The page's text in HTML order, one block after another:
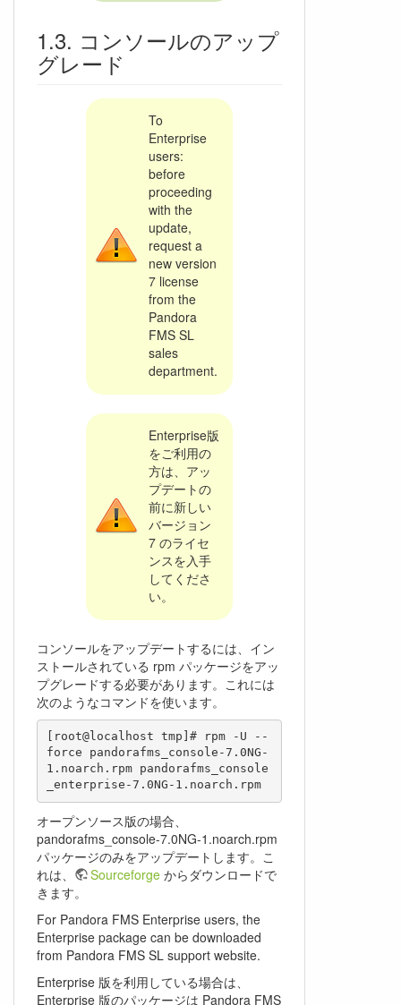
コンソールのアップ
グレード
To
Enterprise
users:
before
proceeding
with the
update,
request a
new version
7 license
from the
Pandora
FMS SL
sales
department.
Enterprise版
をご利用の
方は、アッ
プデートの
前に新しい
バージョン
7 のライセ
ンスを入手
してくださ
い。
コンソールをアップデートするには、イン
ストールされている rpm パッケージをアッ
プグレードする必要があります。これには
次のようなコマンドを使います。
[root@localhost tmp]# rpm -U --
force pandorafms_console-7.0NG-
1.noarch.rpm pandorafms_console
_enterprise-7.0NG-1.noarch.rpm
オープンソース版の場合、
pandorafms_console-7.0NG-1.noarch.rpm
パッケージのみをアップデートします。こ
れは、
Sourceforge からダウンロードで
きます。
For Pandora FMS Enterprise users, the
Enterprise package can be downloaded
from Pandora FMS SL support website.
Enterprise 版を利用している場合は、
Enterprise 版のパッケージは Pandora FMS